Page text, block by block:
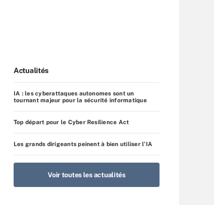
Actualités
IA : les cyberattaques autonomes sont un
tournant majeur pour la sécurité informatique
Top départ pour le Cyber Resilience Act
Les grands dirigeants peinent à bien utiliser l’IA
Voir toutes les actualités